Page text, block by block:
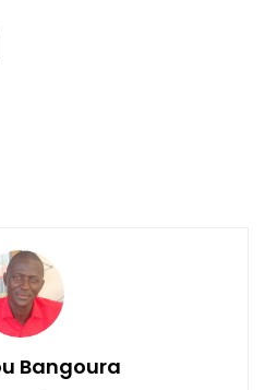
Bangoura